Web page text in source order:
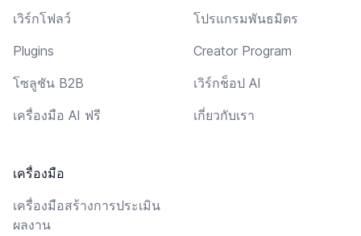
เวิร์กโฟลว์
Plugins
โซลูชัน B2B
เครื่องมือ AI ฟรี
เครื่องมือ
เครื่องมือสร้างการประเมิน
ผลงาน
โปรแกรมพันธมิตร
Creator Program
เวิร์กช็อป AI
เกี่ยวกับเรา